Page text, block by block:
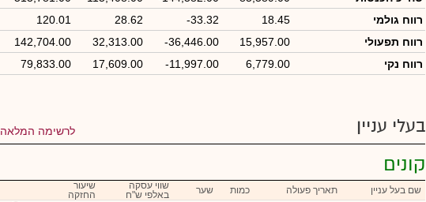
רווח גולמי
18.45
-33.32
28.62
120.01
רווח תפעולי
15,957.00
-36,446.00
32,313.00
142,704.00
רווח נקי
6,779.00
-11,997.00
17,609.00
79,833.00
בעלי עניין לרשימה המלאה
קונים
שם בעל עניין תאריך פעולה כמות שער
שווי עסקה
באלפי ש"ח
שיעור
החזקה